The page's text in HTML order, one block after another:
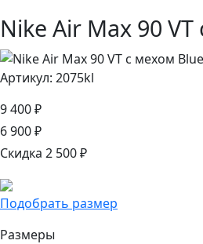
Nike Air Max 90
Артикул: 2075kl
9 400 ₽
6 900 ₽
Скидка 2 500 ₽
Подобрать размер
Размеры